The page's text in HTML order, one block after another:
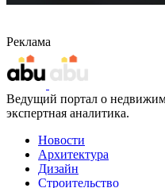
Реклама
Ведущий портал о
экспертная аналитика.
Новости
Архитектура
Дизайн
Строительство